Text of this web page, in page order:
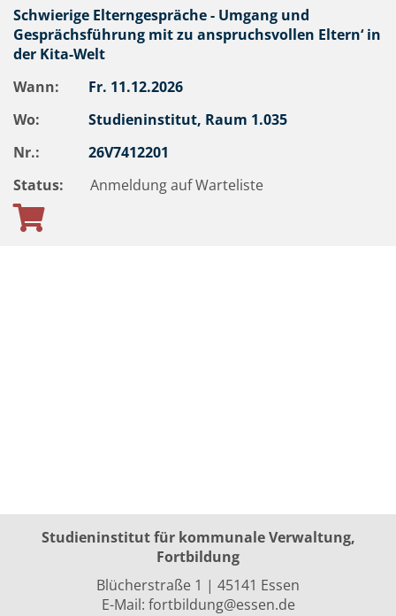
Schwierige Elterngespräche - Umgang und
Gesprächsführung mit zu anspruchsvollen Eltern‘ in
der Kita-Welt
Wann:
Fr. 11.12.2026
Wo:
Studieninstitut, Raum 1.035
Nr.:
26V7412201
Status:
Anmeldung auf Warteliste
Studieninstitut für kommunale Verwaltung,
Fortbildung
Blücherstraße 1 | 45141 Essen
E-Mail: fortbildung@essen.de